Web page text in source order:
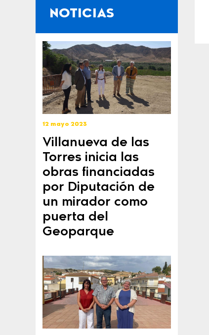
NOTICIAS
12 mayo 2023
Villanueva de las
Torres inicia las
obras financiadas
por Diputación de
un mirador como
puerta del
Geoparque